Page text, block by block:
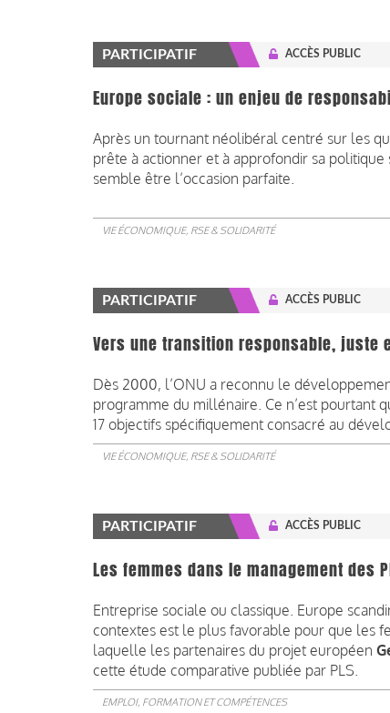
PARTICIPATIF ACCÈS PUBLIC
Europe sociale : un enjeu de
Après un tournant néolibéral centré sur les
prête à actionner et à approfondir sa
semble être l’occasion parfaite.
VIE ÉCONOMIQUE, RSE & SOLIDARITÉ
PARTICIPATIF ACCÈS PUBLIC
Vers une transition responsable, juste
Dès 2000, l’ONU a reconnu le
programme du millénaire. Ce n’est pourtant
17 objectifs spécifiquement consacré au
VIE ÉCONOMIQUE, RSE & SOLIDARITÉ
PARTICIPATIF ACCÈS PUBLIC
Les femmes dans le management des
Entreprise sociale ou classique. Europe
contextes est le plus favorable pour que les
laquelle les partenaires du projet européen
cette étude comparative publiée par PLS.
EMPLOI, FORMATION ET COMPÉTENCES